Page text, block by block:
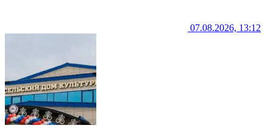
07.08.2026, 13:12